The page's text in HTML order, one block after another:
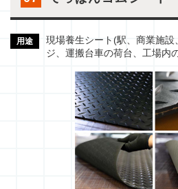
用途
現場養生シート(駅、商業施
ジ、運搬台車の荷台、工場内